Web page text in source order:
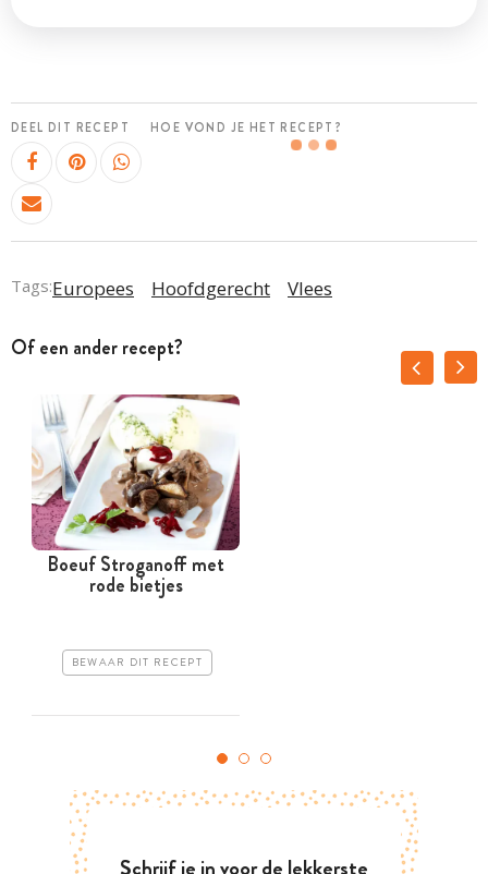
DEEL DIT RECEPT HOE VOND JE HET RECEPT?
Tags:Europees Hoofdgerecht Vlees
Of een ander recept?
Boeuf Stroganoff met
rode bietjes
BEWAAR DIT RECEPT